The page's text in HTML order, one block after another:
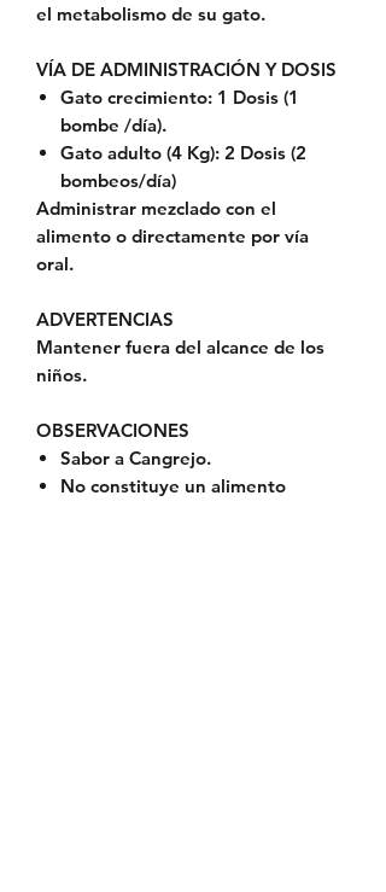
el metabolismo de su gato.
VÍA DE ADMINISTRACIÓN Y DOSIS
Gato crecimiento: 1 Dosis (1
bombe /día).
Gato adulto (4 Kg): 2 Dosis (2
bombeos/día)
Administrar mezclado con el
alimento o directamente por vía
oral.
ADVERTENCIAS
Mantener fuera del alcance de los
niños.
OBSERVACIONES
Sabor a Cangrejo.
No constituye un alimento